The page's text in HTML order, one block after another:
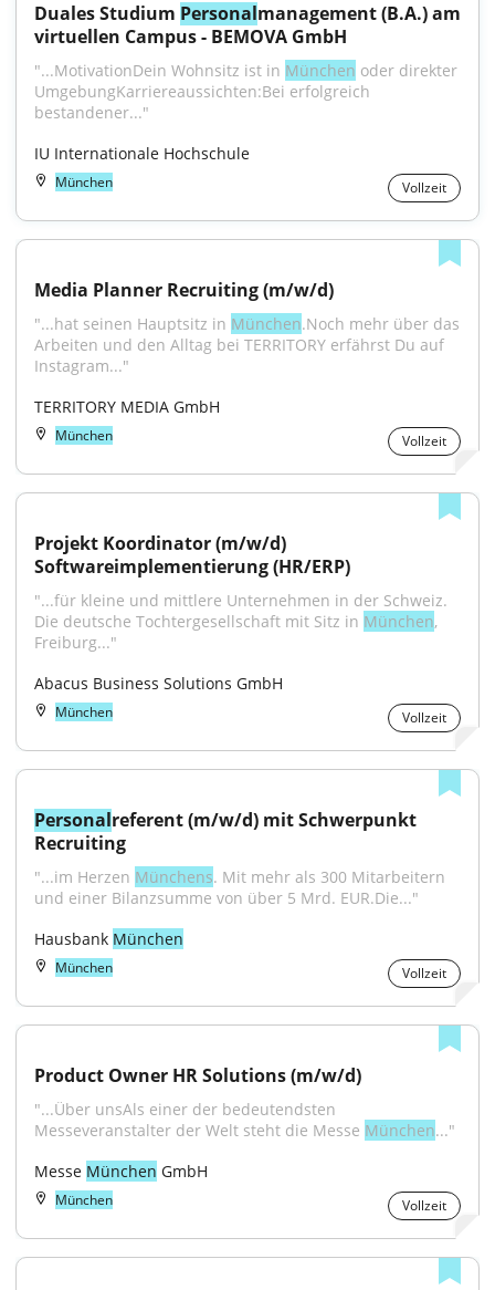
Duales Studium Personalmanagement (B.A.) am
virtuellen Campus - BEMOVA GmbH
"...MotivationDein Wohnsitz ist in München oder direkter
UmgebungKarriereaussichten:Bei erfolgreich
bestandener..."
IU Internationale Hochschule
München Vollzeit
Media Planner Recruiting (m/w/d)
"...hat seinen Hauptsitz in München.Noch mehr über das
Arbeiten und den Alltag bei TERRITORY erfährst Du auf
Instagram..."
TERRITORY MEDIA GmbH
München Vollzeit
Projekt Koordinator (m/w/d)
Softwareimplementierung (HR/ERP)
"...für kleine und mittlere Unternehmen in der Schweiz.
Die deutsche Tochtergesellschaft mit Sitz in München,
Freiburg..."
Abacus Business Solutions GmbH
München Vollzeit
Personalreferent (m/w/d) mit Schwerpunkt
Recruiting
"...im Herzen Münchens. Mit mehr als 300 Mitarbeitern
und einer Bilanzsumme von über 5 Mrd. EUR.Die..."
Hausbank München
München Vollzeit
Product Owner HR Solutions (m/w/d)
"...Über unsAls einer der bedeutendsten
Messeveranstalter der Welt steht die Messe München..."
Messe München GmbH
München Vollzeit